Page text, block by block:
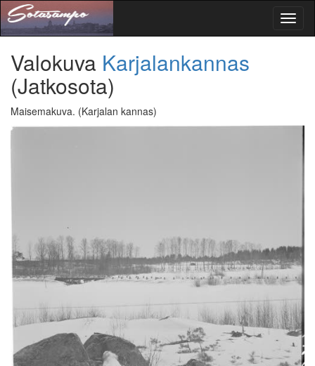
Valokuva Karjalankannas
(Jatkosota)
Maisemakuva. (Karjalan kannas)